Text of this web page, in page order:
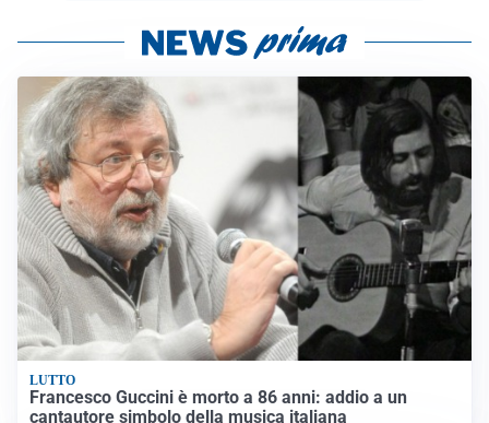
LUTTO
Francesco Guccini è morto a 86 anni: addio a un
cantautore simbolo della musica italiana